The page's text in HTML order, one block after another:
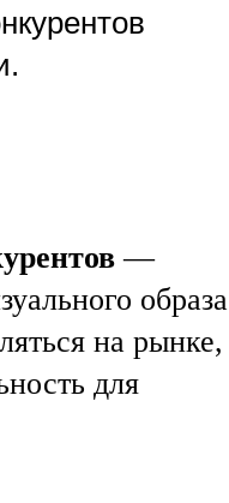
—
образа
на рынке,
для